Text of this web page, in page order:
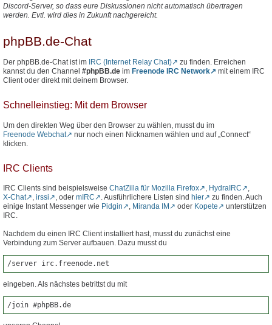
Discord-Server, so dass eure Diskussionen nicht automatisch übertragen
werden. Evtl. wird dies in Zukunft nachgereicht.
phpBB.de-Chat
Der phpBB.de-Chat ist im IRC (Internet Relay Chat)
zu finden. Erreichen
kannst du den Channel #phpBB.de im Freenode IRC Network
mit einem IRC
Client oder direkt mit deinem Browser.
Schnelleinstieg: Mit dem Browser
Um den direkten Weg über den Browser zu wählen, musst du im
Freenode Webchat
nur noch einen Nicknamen wählen und auf „Connect“
klicken.
IRC Clients
IRC Clients sind beispielsweise ChatZilla für Mozilla Firefox , HydraIRC
,
X-Chat
, irssi , oder mIRC . Ausführlichere Listen sind hier
zu finden. Auch
einige Instant Messenger wie Pidgin , Miranda IM oder Kopete
unterstützen
IRC.
Nachdem du einen IRC Client installiert hast, musst du zunächst eine
Verbindung zum Server aufbauen. Dazu musst du
/server irc.freenode.net
eingeben. Als nächstes betrittst du mit
/join #phpBB.de